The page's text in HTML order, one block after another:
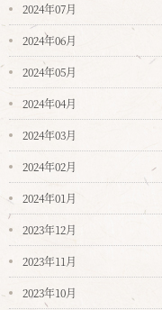
2024年07月
2024年06月
2024年05月
2024年04月
2024年03月
2024年02月
2024年01月
2023年12月
2023年11月
2023年10月